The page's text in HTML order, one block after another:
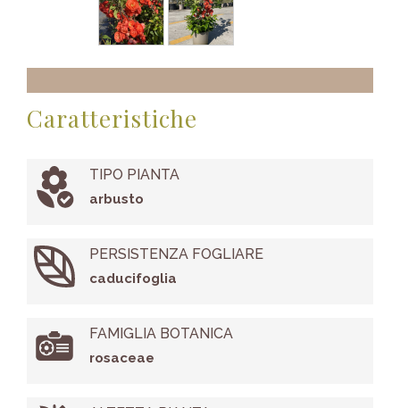
Caratteristiche
TIPO PIANTA
arbusto
PERSISTENZA FOGLIARE
caducifoglia
FAMIGLIA BOTANICA
rosaceae